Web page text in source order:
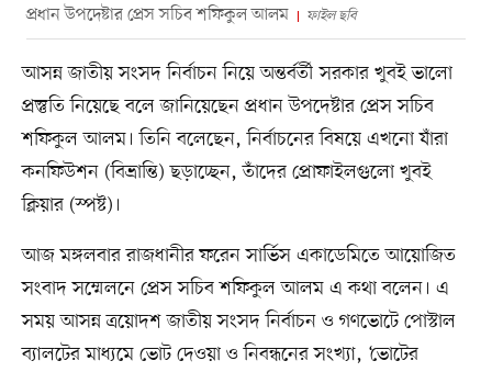
প্রধান উপদেষ্টার প্রেস সচিব শফিকুল আলম ফাইল ছবি
আসন্ন জাতীয় সংসদ নির্বাচন নিয়ে অন্তর্বর্তী সরকার খুবই ভালো
প্রস্তুতি নিয়েছে বলে জানিয়েছেন প্রধান উপদেষ্টার প্রেস সচিব
শফিকুল আলম। তিনি বলেছেন, নির্বাচনের বিষয়ে এখনো যাঁরা
কনফিউশন (বিভ্রান্তি) ছড়াচ্ছেন, তাঁদের প্রোফাইলগুলো খুবই
ক্লিয়ার (স্পষ্ট)।
আজ মঙ্গলবার রাজধানীর ফরেন সার্ভিস একাডেমিতে আয়োজিত
সংবাদ সম্মেলনে প্রেস সচিব শফিকুল আলম এ কথা বলেন। এ
সময় আসন্ন ত্রয়োদশ জাতীয় সংসদ নির্বাচন ও গণভোটে পোস্টাল
ব্যালটের মাধ্যমে ভোট দেওয়া ও নিবন্ধনের সংখ্যা, ‘ভোটের